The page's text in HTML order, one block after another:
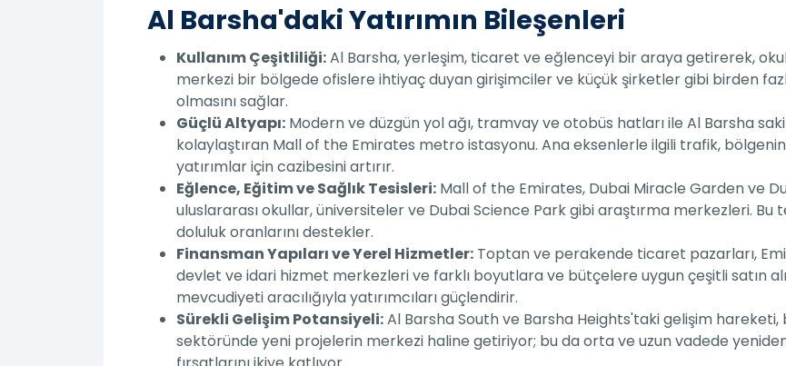
Al Barsha'daki Yatırımın Bileşenleri
Kullanım Çeşitliliği:Al Barsha, yerleşim, ticaret ve eğlenceyi bir araya getirerek,
merkezi bir bölgede ofislere ihtiyaç duyan girişimciler ve küçük şirketler gibi birden
olmasını sağlar.
Güçlü Altyapı: Modern ve düzgün yol ağı, tramvay ve otobüs hatları ile Al Barsha
kolaylaştıran Mall of the Emirates metro istasyonu. Ana eksenlerle ilgili trafik,
yatırımlar için cazibesini artırır.
Eğlence, Eğitim ve Sağlık Tesisleri: Mall of the Emirates, Dubai Miracle Garden ve
uluslararası okullar, üniversiteler ve Dubai Science Park gibi araştırma merkezleri. Bu
doluluk oranlarını destekler.
Finansman Yapıları ve Yerel Hizmetler: Toptan ve perakende ticaret pazarları,
devlet ve idari hizmet merkezleri ve farklı boyutlara ve bütçelere uygun çeşitli satın
mevcudiyeti aracılığıyla yatırımcıları güçlendirir.
Sürekli Gelişim Potansiyeli:Al Barsha South ve Barsha Heights'taki gelişim
sektöründe yeni projelerin merkezi haline getiriyor; bu da orta ve uzun vadede